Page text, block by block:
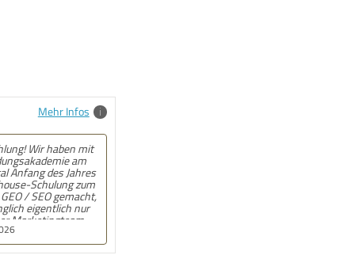
Mehr Infos
Angebot kam
und auf den Punkt.
wenn beim
wirklich jemand
War gut!